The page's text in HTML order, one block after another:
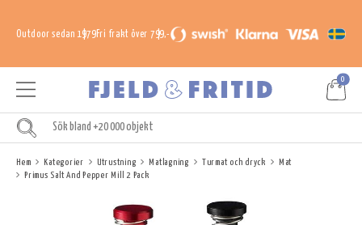
Outdoor sedan 1979Fri frakt över 799,-
0
Hem Kategorier Utrustning Matlagning Turmat och dryck
Mat
Primus Salt And Pepper Mill 2 Pack